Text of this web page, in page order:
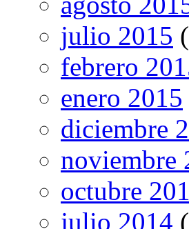
julio 2015
febrero
enero 2015
diciembre
noviembre
octubre
julio 2014